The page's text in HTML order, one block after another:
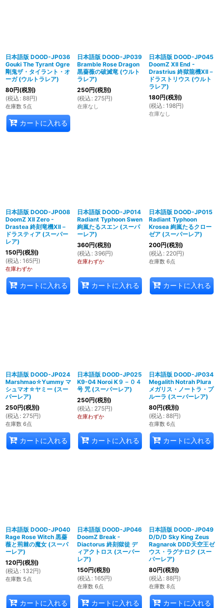
日本語版 DOOD-JP036
Gouki The Tyrant Ogre
剛鬼ザ・タイラント・オ
ーガ (ウルトラレア)
80円(税別)
(税込 : 88円)
在庫数 5点
カートに入れる
日本語版 DOOD-JP039
Bramble Rose Dragon
黒薔薇の破滅竜 (ウルト
ラレア)
250円(税別)
(税込 : 275円)
在庫なし
日本語版 DOOD-JP045
DoomZ XII End -
Drastrius 終獄龍機XII－
ドラストリウス (ウルト
ラレア)
180円(税別)
(税込 : 198円)
在庫なし
日本語版 DOOD-JP008
DoomZ XII Zero -
Drastea 終刻竜機XII－
ドラスティア (スーパー
レア)
150円(税別)
(税込 : 165円)
在庫わずか
カートに入れる
日本語版 DOOD-JP014
Radiant Typhoon Swen
絢嵐たるスエン (スーパ
ーレア)
360円(税別)
(税込 : 396円)
在庫わずか
カートに入れる
日本語版 DOOD-JP015
Radiant Typhoon
Krosea 絢嵐たるクロー
ゼア (スーパーレア)
200円(税別)
(税込 : 220円)
在庫数 6点
カートに入れる
日本語版 DOOD-JP024
Marshmao☆Yummy マ
シュマオ☆ヤミー (スー
パーレア)
250円(税別)
(税込 : 275円)
在庫数 6点
カートに入れる
日本語版 DOOD-JP025
K9-04 Noroi K９－０４
号 咒 (スーパーレア)
250円(税別)
(税込 : 275円)
在庫わずか
カートに入れる
日本語版 DOOD-JP034
Megalith Notrah Plura
メガリス・ノートラ・プ
ルーラ (スーパーレア)
80円(税別)
(税込 : 88円)
在庫数 6点
カートに入れる
日本語版 DOOD-JP040
Rage Rose Witch 黒薔
薇と荊棘の魔女 (スーパ
ーレア)
120円(税別)
(税込 : 132円)
在庫数 5点
カートに入れる
日本語版 DOOD-JP046
DoomZ Break -
Diactorus 終刻獄徒 デ
ィアクトロス (スーパー
レア)
150円(税別)
(税込 : 165円)
在庫数 6点
カートに入れる
日本語版 DOOD-JP049
D/D/D Sky King Zeus
Ragnarok DDD天空王ゼ
ウス・ラグナロク (スー
パーレア)
80円(税別)
(税込 : 88円)
在庫数 8点
カートに入れる